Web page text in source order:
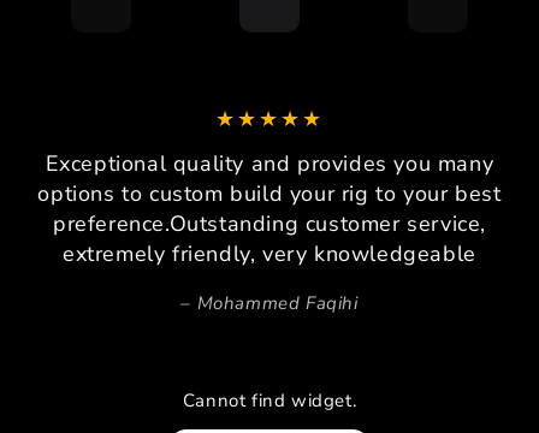
Exceptional quality and provides you many
options to custom build your rig to your best
preference.Outstanding customer service,
extremely friendly, very knowledgeable
Mohammed Faqihi
Cannot find widget.